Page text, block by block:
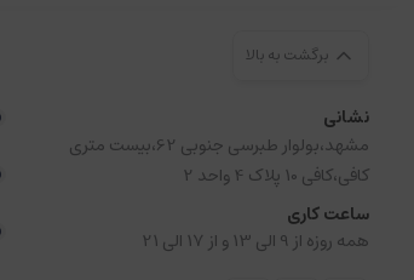
برگشت به بالا
نشانی
مشهد،بولوار طبرسی جنوبی 62،بیست متری
کافی،کافی 10 پلاک 4 واحد 2
ساعت کاری
همه روزه از 9 الی 13 و از 17 الی 21